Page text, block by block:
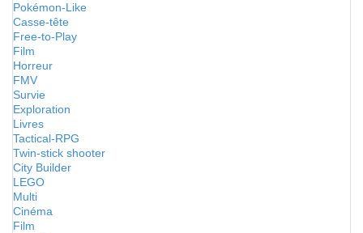
Pokémon-Like
Casse-tête
Free-to-Play
Film
Horreur
FMV
Survie
Exploration
Livres
Tactical-RPG
Twin-stick shooter
City Builder
LEGO
Multi
Cinéma
Film